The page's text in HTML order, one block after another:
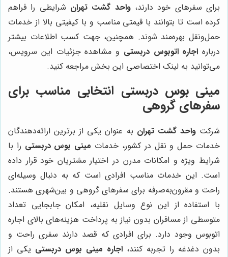
برای سفرهای خود دارند،واحد گشت تهران شرایطی را فراهم
کرده است تا بتوانند با قیمتی مناسب و با کیفیتی بالا از خدمات
حمل‌ونقل بهره‌مند شوند. همچنین، جهت کسب اطلاعات بیشتر
درباره اجاره اتوبوس دربستی و مشاهده جزئیات این سرویس،
می‌توانید به لینک اختصاصی این بخش مراجعه کنید.
مینی بوس دربستی انتخابی مناسب برای
سفرهای گروهی
شرکتواحد گشت تهران به عنوان یکی از برترین ارائه‌دهندگان
خدمات حمل و نقل در کشور، خدمات مینی بوس دربستی را با
شرایط ویژه و امکانات مدرن در اختیار مشتریان خود قرار داده
است. این خدمات مناسب افرادی است که به دنبال وسیله‌ای
راحت و مقرون‌به‌صرفه برای سفرهای گروهی و بین‌شهری هستند.
با استفاده از این نوع وسایل نقلیه، امکان جابجایی تعداد
متوسطی از مسافران بدون نیاز به پرداخت هزینه‌های بالای اجاره
اتوبوس وجود دارد. برای افرادی که قصد دارند سفری راحت و
بدون دغدغه را تجربه کنند، اجاره مینی بوس دربستی یکی از